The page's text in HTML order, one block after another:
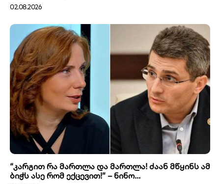
02.08.2026
“კარგით რა მართლა და მართლა! ძაან მწყინს ამ
ბიჭს ასე რომ ექცევით!” – ნინო...